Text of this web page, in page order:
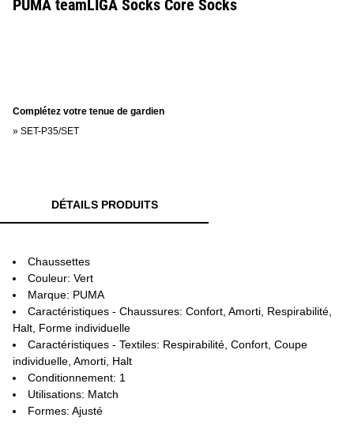
PUMA teamLIGA Socks Core Socks
Complétez votre tenue de gardien
» SET-P35/SET
DÉTAILS PRODUITS
Chaussettes
Couleur: Vert
Marque: PUMA
Caractéristiques - Chaussures: Confort, Amorti, Respirabilité,
Halt, Forme individuelle
Caractéristiques - Textiles: Respirabilité, Confort, Coupe
individuelle, Amorti, Halt
Conditionnement: 1
Utilisations: Match
Formes: Ajusté